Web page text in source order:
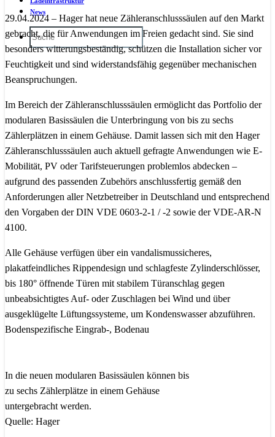
News
29.04.2024 – Hager hat neue Zähleranschlusssäulen auf den Markt
gebracht, die für Anwendungen im Freien gedacht sind. Sie sind
besonders witterungsbeständig, schützen die Installation sicher vor
Feuchtigkeit und sind widerstandsfähig gegenüber mechanischen
Beanspruchungen.
Im Bereich der Zähleranschlusssäulen ermöglicht das Portfolio der
modularen Basissäulen die Unterbringung von bis zu sechs
Zählerplätzen in einem Gehäuse. Damit lassen sich mit den Hager
Zähleranschlusssäulen auch aktuell gefragte Anwendungen wie E-
Mobilität, PV oder Tarifsteuerungen problemlos abdecken –
aufgrund des passenden Zubehörs anschlussfertig gemäß den
Anforderungen aller Netzbetreiber in Deutschland und entsprechend
den Vorgaben der DIN VDE 0603-2-1 / -2 sowie der VDE-AR-N
4100.
Alle Gehäuse verfügen über ein vandalismussicheres,
plakatfeindliches Rippendesign und schlagfeste Zylinderschlösser,
bis 180° öffnende Türen mit stabilem Türanschlag gegen
unbeabsichtigtes Auf- oder Zuschlagen bei Wind und über
ausgeklügelte Lüftungssysteme, um Kondenswasser abzuführen.
Bodenspezifische Eingrab-, Bodenau
In die neuen modularen Basissäulen können bis
zu sechs Zählerplätze in einem Gehäuse
untergebracht werden.
Quelle: Hager